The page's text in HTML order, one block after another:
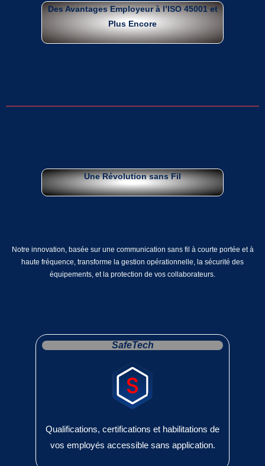
Des Avantages Employeur à l’ISO 45001 et
Plus Encore
Une Révolution sans Fil
Notre innovation, basée sur une communication sans fil à courte portée et à
haute fréquence, transforme la gestion opérationnelle, la sécurité des
équipements, et la protection de vos collaborateurs.
SafeTech
Qualifications, certifications et habilitations de
vos employés accessible sans application.